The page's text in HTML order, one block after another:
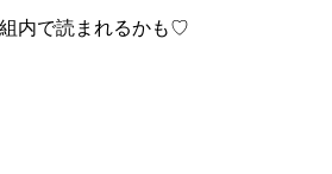
内で読まれるかも♡